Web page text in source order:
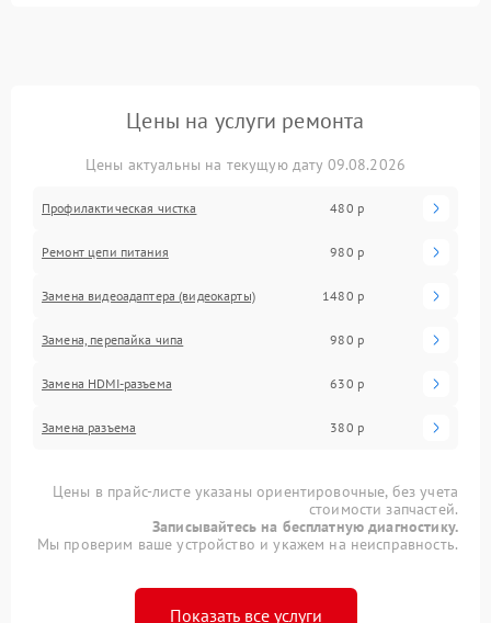
Цены на услуги ремонта
Цены актуальны на текущую дату 09.08.2026
Профилактическая чистка 480 р
Ремонт цепи питания 980 р
Замена видеоадаптера (видеокарты) 1480 р
Замена, перепайка чипа 980 р
Замена HDMI-разъема 630 р
Замена разъема 380 р
Цены в прайс-листе указаны ориентировочные, без учета
стоимости запчастей.
Записывайтесь на бесплатную диагностику.
Мы проверим ваше устройство и укажем на неисправность.
Показать все услуги